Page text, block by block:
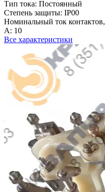
Тип тока: Постоянный
Степень защиты: IP00
Номинальный ток контактов,
А: 10
Все характеристики